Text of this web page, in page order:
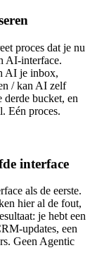
proces dat je nu
AI-interface.
AI je inbox,
/ kan AI zelf
bucket, en
Eén proces.
interface
als de eerste.
hier al de fout,
je hebt een
updates, een
Geen Agentic